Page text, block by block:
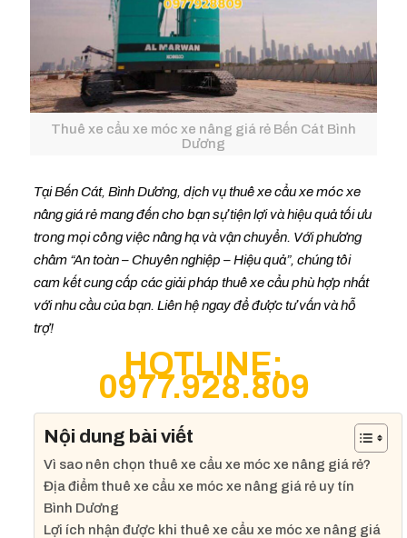
Thuê xe cẩu xe móc xe nâng giá rẻ Bến Cát Bình
Dương
Tại Bến Cát, Bình Dương, dịch vụ thuê xe cẩu xe móc xe
nâng giá rẻ mang đến cho bạn sự tiện lợi và hiệu quả tối ưu
trong mọi công việc nâng hạ và vận chuyển. Với phương
châm “An toàn – Chuyên nghiệp – Hiệu quả”, chúng tôi
cam kết cung cấp các giải pháp thuê xe cẩu phù hợp nhất
với nhu cầu của bạn. Liên hệ ngay để được tư vấn và hỗ
trợ!
HOTLINE:
0977.928.809
Nội dung bài viết
Vì sao nên chọn thuê xe cẩu xe móc xe nâng giá rẻ?
Địa điểm thuê xe cẩu xe móc xe nâng giá rẻ uy tín
Bình Dương
Lợi ích nhận được khi thuê xe cẩu xe móc xe nâng giá